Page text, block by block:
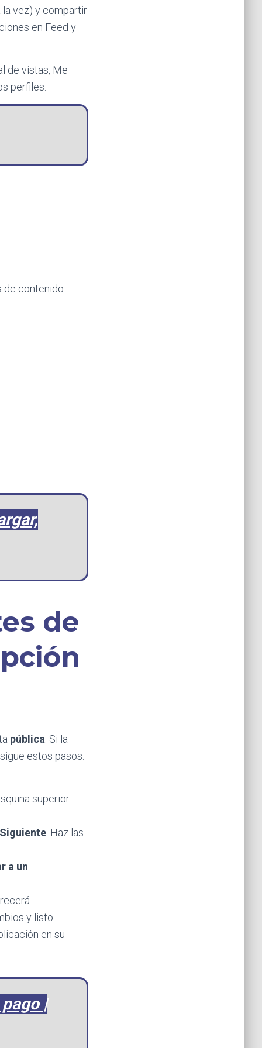
vez) y compartir
en Feed y
de vistas, Me
perfiles.
contenido.
de
pública . Si la
estos pasos:
superior
Siguiente . Haz las
a un
y listo.
en su
|